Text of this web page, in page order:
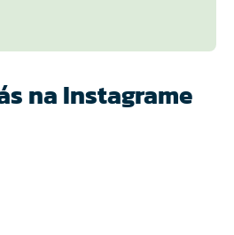
na Instagrame